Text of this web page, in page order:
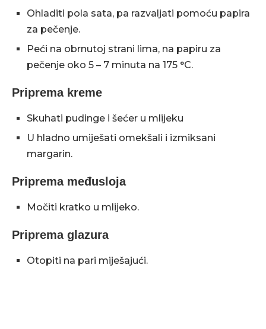
Ohladiti pola sata, pa razvaljati pomoću papira
za pečenje.
Peći na obrnutoj strani lima, na papiru za
pečenje oko 5 – 7 minuta na 175 °C.
Priprema kreme
Skuhati pudinge i šećer u mlijeku
U hladno umiješati omekšali i izmiksani
margarin.
Priprema međusloja
Močiti kratko u mlijeko.
Priprema glazura
Otopiti na pari miješajući.